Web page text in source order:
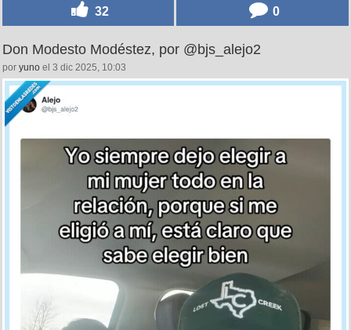
32 0
Don Modesto Modéstez, por @bjs_alejo2
por yuno el 3 dic 2025, 10:03